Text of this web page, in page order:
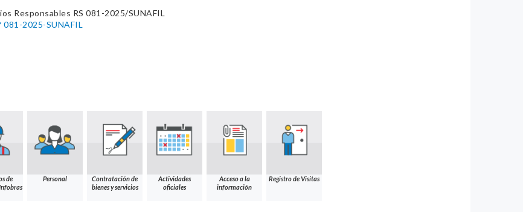
Responsables RS 081-2025/SUNAFIL
081-2025-SUNAFIL
de
Personal
Contratación de
bienes y servicios
Actividades
oficiales
Acceso a la
información
Registro de Visitas